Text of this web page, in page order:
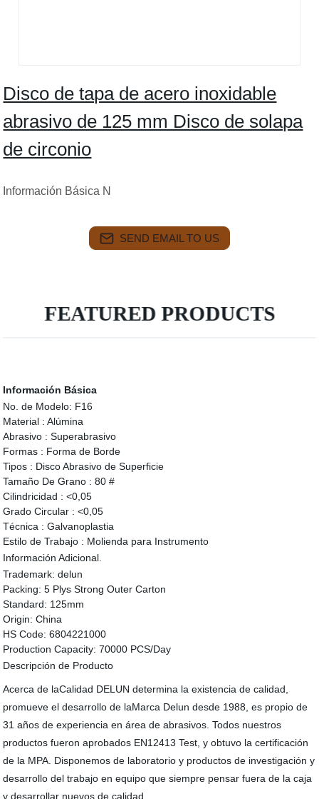
Disco de tapa de acero inoxidable
abrasivo de 125 mm Disco de solapa
de circonio
Información Básica N
SEND EMAIL TO US
FEATURED PRODUCTS
Información Básica
No. de Modelo: F16
Material : Alúmina
Abrasivo : Superabrasivo
Formas : Forma de Borde
Tipos : Disco Abrasivo de Superficie
Tamaño De Grano : 80 #
Cilindricidad : <0,05
Grado Circular : <0,05
Técnica : Galvanoplastia
Estilo de Trabajo : Molienda para Instrumento
Información Adicional.
Trademark: delun
Packing: 5 Plys Strong Outer Carton
Standard: 125mm
Origin: China
HS Code: 6804221000
Production Capacity: 70000 PCS/Day
Descripción de Producto
Acerca de laCalidad DELUN determina la existencia de calidad,
promueve el desarrollo de laMarca Delun desde 1988, es propio de
31 años de experiencia en área de abrasivos. Todos nuestros
productos fueron aprobados EN12413 Test, y obtuvo la certificación
de la MPA. Disponemos de laboratorio y productos de investigación y
desarrollo del trabajo en equipo que siempre pensar fuera de la caja
y desarrollar nuevos de calidad.